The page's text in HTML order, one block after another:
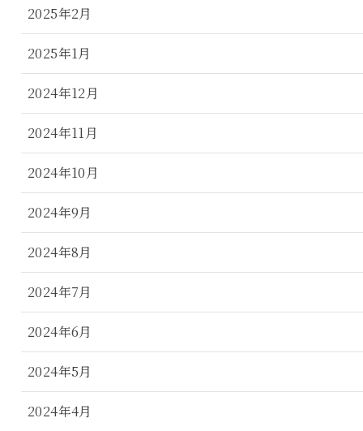
2025年2月
2025年1月
2024年12月
2024年11月
2024年10月
2024年9月
2024年8月
2024年7月
2024年6月
2024年5月
2024年4月